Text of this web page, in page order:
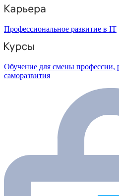
Профессиональное развитие в IT
Обучение для смены профессии,
саморазвития